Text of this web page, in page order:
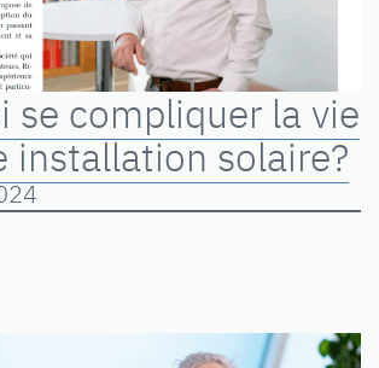
se compliquer la vie
installation solaire?